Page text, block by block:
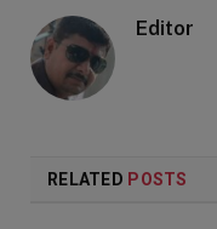
Editor
RELATED POSTS